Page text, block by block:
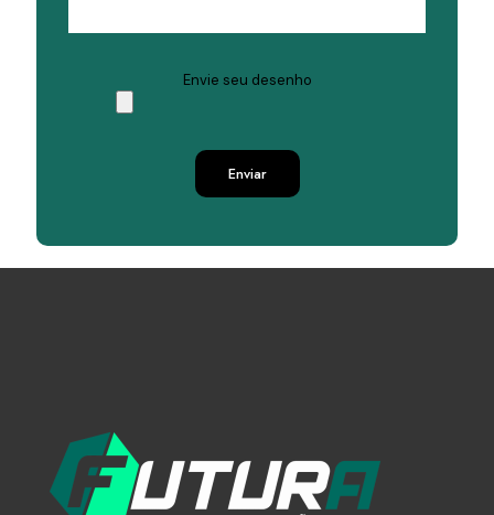
Envie seu desenho